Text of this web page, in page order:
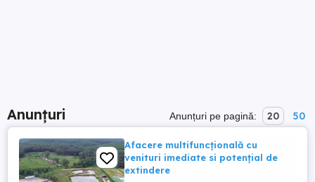
Anunțuri Anunțuri pe pagină: 20 50
Afacere multifuncțională cu
venituri imediate si potențial de
extindere